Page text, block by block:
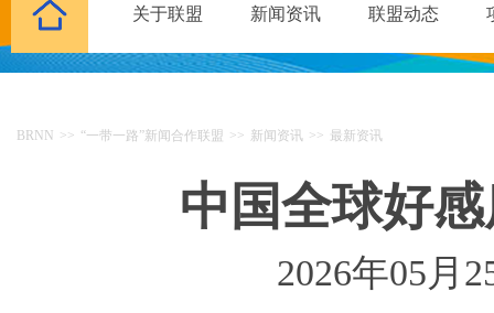
关于联盟 新闻资讯 联盟动态
BRNN >> “一带一路”新闻合作联盟 >> 新闻资讯 >> 最新资讯
中国全球好
2026年05月